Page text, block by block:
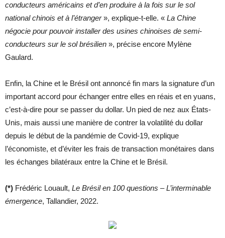
conducteurs américains et d’en produire à la fois sur le sol
national chinois et à l’étranger», explique-t-elle. « La Chine
négocie pour pouvoir installer des usines chinoises de semi-
conducteurs sur le sol brésilien », précise encore Mylène
Gaulard.
Enfin, la Chine et le Brésil ont annoncé fin mars la signature d’un
important accord pour échanger entre elles en réais et en yuans,
c’est-à-dire pour se passer du dollar. Un pied de nez aux États-
Unis, mais aussi une manière de contrer la volatilité du dollar
depuis le début de la pandémie de Covid-19, explique
l’économiste, et d’éviter les frais de transaction monétaires dans
les échanges bilatéraux entre la Chine et le Brésil.
(*) Frédéric Louault, Le Brésil en 100 questions – L’interminable
émergence, Tallandier, 2022.